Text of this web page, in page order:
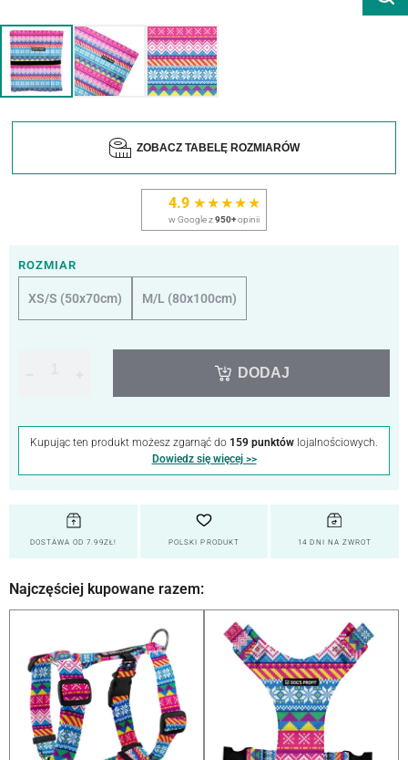
ZOBACZ TABELĘ ROZMIARÓW
4.9 ★★★★★
w Google z950+opinii
ROZMIAR
XS/S (50x70cm) M/L (80x100cm)
DODAJ
Kupując ten produkt możesz zgarnąć do 159 punktów lojalnościowych.
Dowiedz się więcej >>
DOSTAWA OD 7.99ZŁ! POLSKI PRODUKT 14 DNI NA ZWROT
Najczęściej kupowane razem: